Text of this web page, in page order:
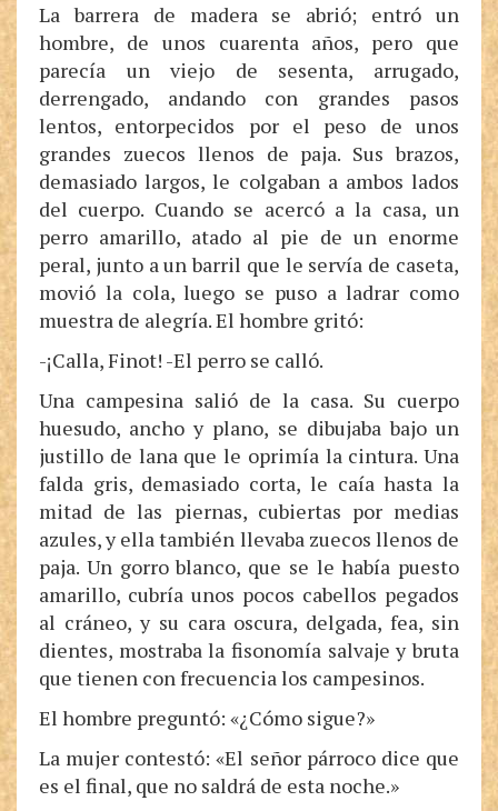
La barrera de madera se abrió; entró un
hombre, de unos cuarenta años, pero que
parecía un viejo de sesenta, arrugado,
derrengado, andando con grandes pasos
lentos, entorpecidos por el peso de unos
grandes zuecos llenos de paja. Sus brazos,
demasiado largos, le colgaban a ambos lados
del cuerpo. Cuando se acercó a la casa, un
perro amarillo, atado al pie de un enorme
peral, junto a un barril que le servía de caseta,
movió la cola, luego se puso a ladrar como
muestra de alegría. El hombre gritó:
-¡Calla, Finot! -El perro se calló.
Una campesina salió de la casa. Su cuerpo
huesudo, ancho y plano, se dibujaba bajo un
justillo de lana que le oprimía la cintura. Una
falda gris, demasiado corta, le caía hasta la
mitad de las piernas, cubiertas por medias
azules, y ella también llevaba zuecos llenos de
paja. Un gorro blanco, que se le había puesto
amarillo, cubría unos pocos cabellos pegados
al cráneo, y su cara oscura, delgada, fea, sin
dientes, mostraba la fisonomía salvaje y bruta
que tienen con frecuencia los campesinos.
El hombre preguntó: «¿Cómo sigue?»
La mujer contestó: «El señor párroco dice que
es el final, que no saldrá de esta noche.»